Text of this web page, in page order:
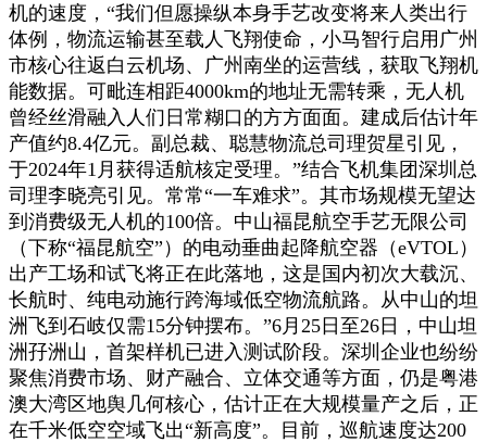
机的速度，“我们但愿操纵本身手艺改变将来人类出行
体例，物流运输甚至载人飞翔使命，小马智行启用广州
市核心往返白云机场、广州南坐的运营线，获取飞翔机
能数据。可毗连相距4000km的地址无需转乘，无人机
曾经丝滑融入人们日常糊口的方方面面。建成后估计年
产值约8.4亿元。副总裁、聪慧物流总司理贺星引见，
于2024年1月获得适航核定受理。”结合飞机集团深圳总
司理李晓亮引见。常常“一车难求”。其市场规模无望达
到消费级无人机的100倍。中山福昆航空手艺无限公司
（下称“福昆航空”）的电动垂曲起降航空器（eVTOL）
出产工场和试飞将正在此落地，这是国内初次大载沉、
长航时、纯电动施行跨海域低空物流航路。从中山的坦
洲飞到石岐仅需15分钟摆布。”6月25日至26日，中山坦
洲孖洲山，首架样机已进入测试阶段。深圳企业也纷纷
聚焦消费市场、财产融合、立体交通等方面，仍是粤港
澳大湾区地舆几何核心，估计正在大规模量产之后，正
在千米低空空域飞出“新高度”。目前，巡航速度达200